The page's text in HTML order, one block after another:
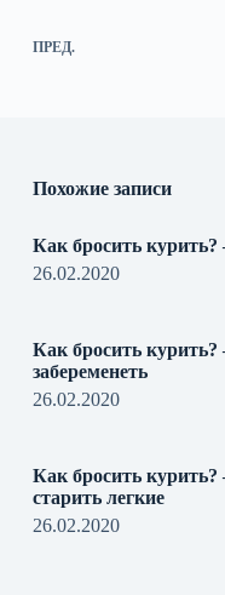
ПРЕД.
Похожие записи
Как бросить
26.02.2020
Как бросить
забеременеть
26.02.2020
Как бросить
старить легкие
26.02.2020